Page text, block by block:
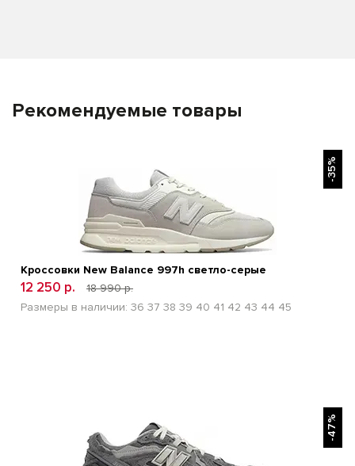
Рекомендуемые товары
-35%
Кроссовки New Balance 997h светло-серые
12 250 р.
18 990 р.
Размеры в наличии: 36 37 38 39 40 41 42 43 44 45
-47%